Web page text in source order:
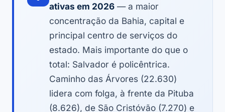
ativas em 2026 — a maior
concentração da Bahia, capital e
principal centro de serviços do
estado. Mais importante do que o
total: Salvador é policêntrica.
Caminho das Árvores (22.630)
lidera com folga, à frente da Pituba
(8.626), de São Cristóvão (7.270) e